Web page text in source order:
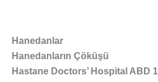
Hanedanlar
Hanedanların Çöküşü
Hastane Doctors’ Hospital ABD